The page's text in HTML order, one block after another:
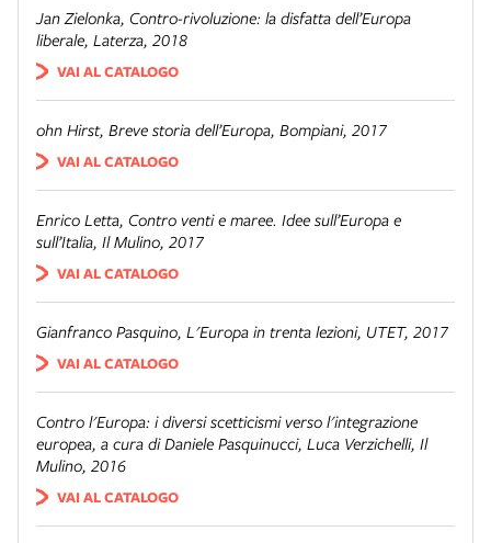
Jan Zielonka, Contro-rivoluzione: la disfatta dell’Europa
liberale, Laterza, 2018
VAI AL CATALOGO
ohn Hirst, Breve storia dell’Europa, Bompiani, 2017
VAI AL CATALOGO
Enrico Letta, Contro venti e maree. Idee sull’Europa e
sull’Italia, Il Mulino, 2017
VAI AL CATALOGO
Gianfranco Pasquino, L'Europa in trenta lezioni, UTET, 2017
VAI AL CATALOGO
Contro l'Europa: i diversi scetticismi verso l'integrazione
europea, a cura di Daniele Pasquinucci, Luca Verzichelli, Il
Mulino, 2016
VAI AL CATALOGO